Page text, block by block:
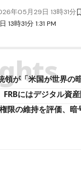
時31分 1:31 PM
年05月29日 13時31分
領が「米国が世界の
にはデジタル資
限の維持を評価、